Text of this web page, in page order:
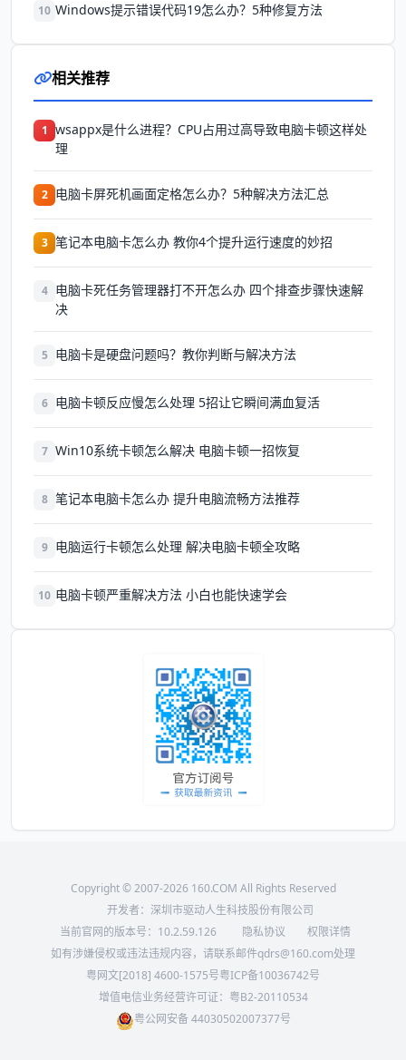
10 Windows提示错误代码19怎么办？5种修复方法
相关推荐
1 wsappx是什么进程？CPU占用过高导致电脑卡顿这样处
理
2 电脑卡屏死机画面定格怎么办？5种解决方法汇总
3 笔记本电脑卡怎么办 教你4个提升运行速度的妙招
4 电脑卡死任务管理器打不开怎么办 四个排查步骤快速解
决
5 电脑卡是硬盘问题吗？教你判断与解决方法
6 电脑卡顿反应慢怎么处理 5招让它瞬间满血复活
7 Win10系统卡顿怎么解决 电脑卡顿一招恢复
8 笔记本电脑卡怎么办 提升电脑流畅方法推荐
9 电脑运行卡顿怎么处理 解决电脑卡顿全攻略
10 电脑卡顿严重解决方法 小白也能快速学会
Copyright © 2007-2026 160.COM All Rights Reserved
开发者：深圳市驱动人生科技股份有限公司
当前官网的版本号： 10.2.59.126 隐私协议
权限详情
如有涉嫌侵权或违法违规内容，请联系邮件qdrs@160.com处理
粤网文[2018] 4600-1575号粤ICP备10036742号
增值电信业务经营许可证：粤B2-20110534
粤公网安备 44030502007377号